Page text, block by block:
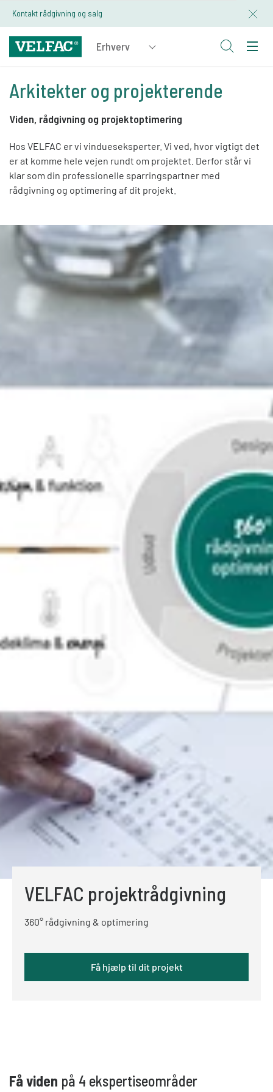
Kontakt rådgivning og salg
Arkitekter og projekterende
Viden, rådgivning og projektoptimering
Hos VELFAC er vi vindueseksperter. Vi ved, hvor vigtigt det
er at komme hele vejen rundt om projektet. Derfor står vi
klar som din professionelle sparringspartner med
rådgivning og optimering af dit projekt.
VELFAC projektrådgivning
360° rådgivning & optimering
Få hjælp til dit projekt
Få viden på 4 ekspertiseområder